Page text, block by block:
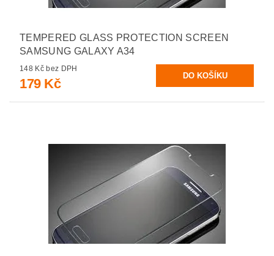
TEMPERED GLASS PROTECTION SCREEN
SAMSUNG GALAXY A34
148 Kč bez DPH
179 Kč